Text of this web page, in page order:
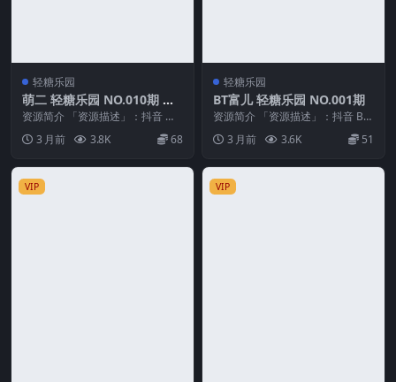
轻糖乐园
萌二 轻糖乐园 NO.010期 最
新至：2026.5.11
资源简介 「资源描述」：抖音 萌
二 轻糖乐园 NO.010期 【26P】最
新至：...
3 月前 3.8K 68
轻糖乐园
BT富儿 轻糖乐园 NO.001期
资源简介 「资源描述」：抖音 BT
富儿 轻糖乐园 NO.001期 【33P】
「...3 月前 3.6K 51
VIP VIP